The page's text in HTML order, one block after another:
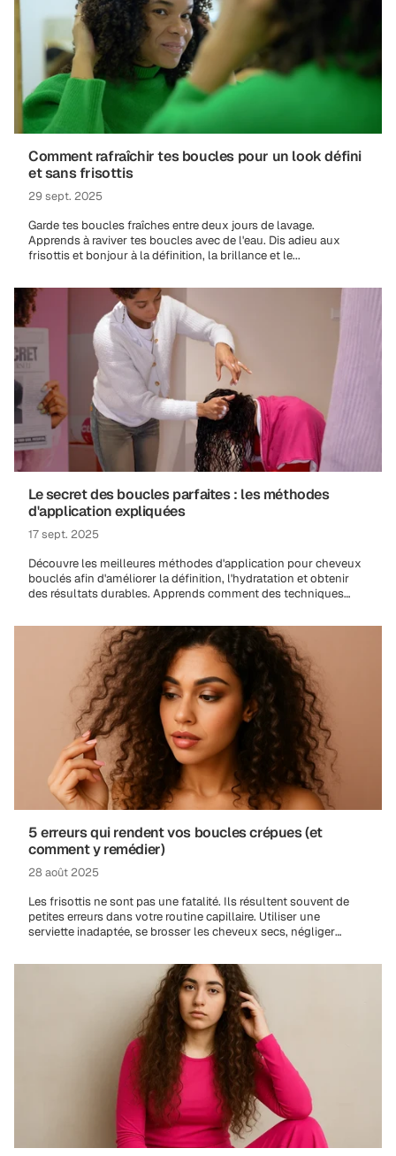
Comment rafraîchir tes boucles pour un look défini
et sans frisottis
29 sept. 2025
Garde tes boucles fraîches entre deux jours de lavage.
Apprends à raviver tes boucles avec de l'eau. Dis adieu aux
frisottis et bonjour à la définition, la brillance et le...
Le secret des boucles parfaites : les méthodes
d'application expliquées
17 sept. 2025
Découvre les meilleures méthodes d'application pour cheveux
bouclés afin d'améliorer la définition, l'hydratation et obtenir
des résultats durables. Apprends comment des techniques
5 erreurs qui rendent vos boucles crépues (et
comment y remédier)
28 août 2025
Les frisottis ne sont pas une fatalité. Ils résultent souvent de
petites erreurs dans votre routine capillaire. Utiliser une
serviette inadaptée, se brosser les cheveux secs, négliger